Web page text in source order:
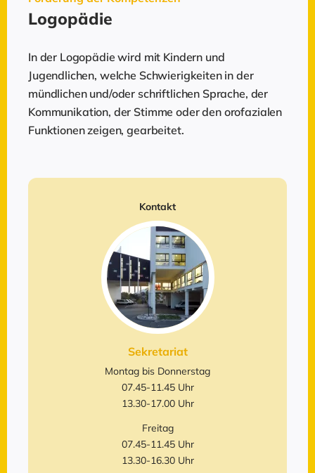
Logopädie
In der Logopädie wird mit Kindern und
Jugendlichen, welche Schwierigkeiten in der
mündlichen und/oder schriftlichen Sprache, der
Kommunikation, der Stimme oder den orofazialen
Funktionen zeigen, gearbeitet.
Kontakt
Sekretariat
Montag bis Donnerstag
07.45-11.45 Uhr
13.30-17.00 Uhr
Freitag
07.45-11.45 Uhr
13.30-16.30 Uhr